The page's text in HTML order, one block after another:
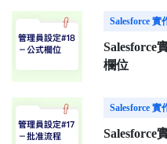
Salesforce 實
Salesforce
欄位
Salesforce 實
Salesforce